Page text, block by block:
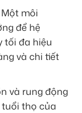
Một môi
để hệ
tối đa hiệu
và chi tiết
và rung động
thọ của